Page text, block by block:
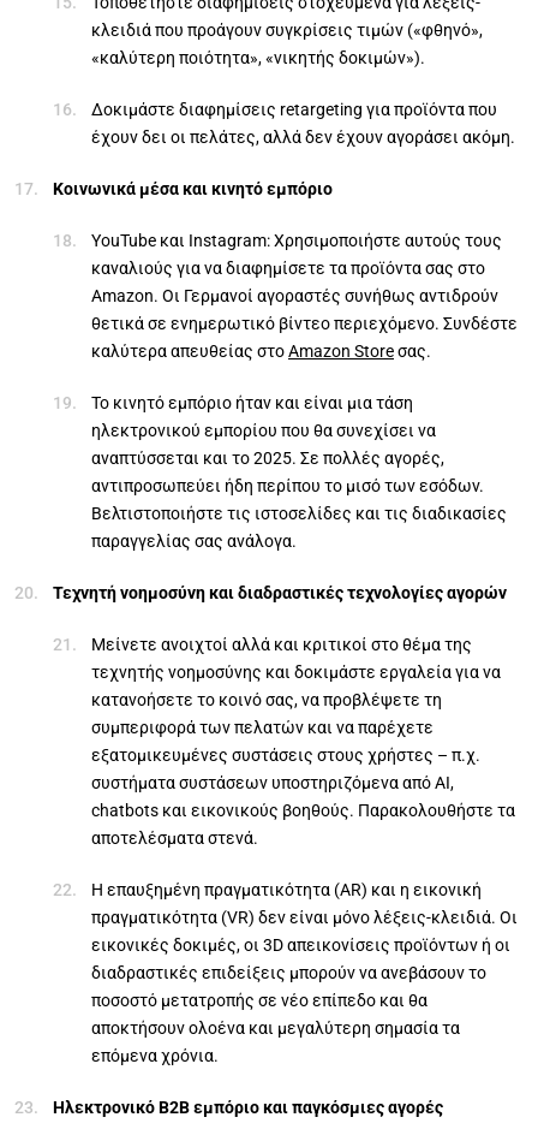
κλειδιά που προάγουν συγκρίσεις τιμών («φθηνό»,
«καλύτερη ποιότητα», «νικητής δοκιμών»).
Δοκιμάστε διαφημίσεις retargeting για προϊόντα που
έχουν δει οι πελάτες, αλλά δεν έχουν αγοράσει ακόμη.
Κοινωνικά μέσα και κινητό εμπόριο
YouTube και Instagram: Χρησιμοποιήστε αυτούς τους
καναλιούς για να διαφημίσετε τα προϊόντα σας στο
Amazon. Οι Γερμανοί αγοραστές συνήθως αντιδρούν
θετικά σε ενημερωτικό βίντεο περιεχόμενο. Συνδέστε
καλύτερα απευθείας στοAmazon Storeσας.
Το κινητό εμπόριο ήταν και είναι μια τάση
ηλεκτρονικού εμπορίου που θα συνεχίσει να
αναπτύσσεται και το 2025. Σε πολλές αγορές,
αντιπροσωπεύει ήδη περίπου το μισό των εσόδων.
Βελτιστοποιήστε τις ιστοσελίδες και τις διαδικασίες
παραγγελίας σας ανάλογα.
Τεχνητή νοημοσύνη και διαδραστικές τεχνολογίες αγορών
Μείνετε ανοιχτοί αλλά και κριτικοί στο θέμα της
τεχνητής νοημοσύνης και δοκιμάστε εργαλεία για να
κατανοήσετε το κοινό σας, να προβλέψετε τη
συμπεριφορά των πελατών και να παρέχετε
εξατομικευμένες συστάσεις στους χρήστες – π.χ.
συστήματα συστάσεων υποστηριζόμενα από AI,
chatbots και εικονικούς βοηθούς. Παρακολουθήστε τα
αποτελέσματα στενά.
Η επαυξημένη πραγματικότητα (AR) και η εικονική
πραγματικότητα (VR) δεν είναι μόνο λέξεις-κλειδιά. Οι
εικονικές δοκιμές, οι 3D απεικονίσεις προϊόντων ή οι
διαδραστικές επιδείξεις μπορούν να ανεβάσουν το
ποσοστό μετατροπής σε νέο επίπεδο και θα
αποκτήσουν ολοένα και μεγαλύτερη σημασία τα
επόμενα χρόνια.
Ηλεκτρονικό B2B εμπόριο και παγκόσμιες αγορές